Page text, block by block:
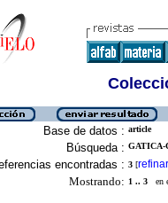
Base de datos : article
Búsqueda : GATICA-
encontradas : 3 [refinar
Mostrando: 1 .. 3 en